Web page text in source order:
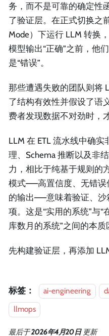
务，而不是可靠的确定性
了验证层。在正式切换之
Mode）下运行 LLM 转换
模型输出“正确”之前，他
是“错误”。
那些遭遇失败的团队则将
了结构有效性并假设了语
费者发现数据不对劲时，
LLM 在 ETL 流水线中确
理、Schema 推断以及非
力，相比于纯基于规则的
模式——高置信度、无错
的输出——意味着验证、
项。这是“实用的系统”与
库数月的系统”之间的本质
先构建验证层，再添加
标签： ai-engineering
llmops
最后于2026年4月20日 更新